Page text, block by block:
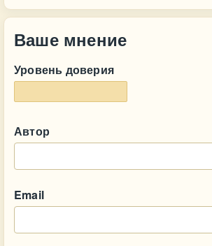
Ваше мнение
Уровень доверия
Автор
Email